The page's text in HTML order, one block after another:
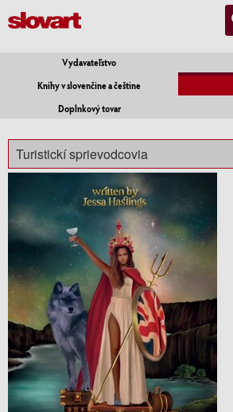
Vydavateľstvo
Knihy v slovenčine a češtine
Doplnkový tovar